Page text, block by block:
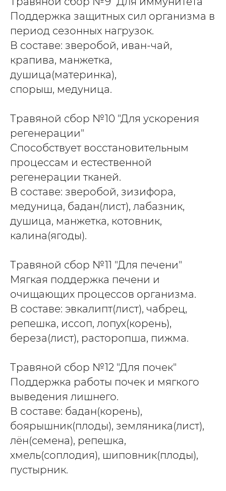
Поддержка защитных сил организма в
период сезонных нагрузок.
В составе: зверобой, иван-чай,
крапива, манжетка,
душица(материнка),
спорыш, медуница.
Травяной сбор №10 "Для ускорения
регенерации"
Способствует восстановительным
процессам и естественной
регенерации тканей.
В составе: зверобой, зизифора,
медуница, бадан(лист), лабазник,
душица, манжетка, котовник,
калина(ягоды).
Травяной сбор №11 "Для печени"
Мягкая поддержка печени и
очищающих процессов организма.
В составе: эвкалипт(лист), чабрец,
репешка, иссоп, лопух(корень),
береза(лист), расторопша, пижма.
Травяной сбор №12 "Для почек"
Поддержка работы почек и мягкого
выведения лишнего.
В составе: бадан(корень),
боярышник(плоды), земляника(лист),
лён(семена), репешка,
хмель(соплодия), шиповник(плоды),
пустырник.